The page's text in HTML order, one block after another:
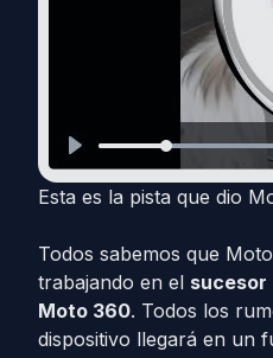
Esta es la pista que dio
Todos sabemos que
trabajando en el sucesor
Moto 360. Todos los
dispositivo llegará en un